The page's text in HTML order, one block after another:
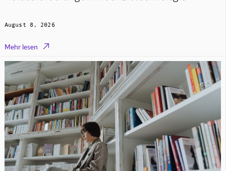
August 8, 2026
Mehr lesen 